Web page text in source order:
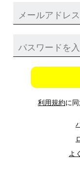
利用規約に
よ